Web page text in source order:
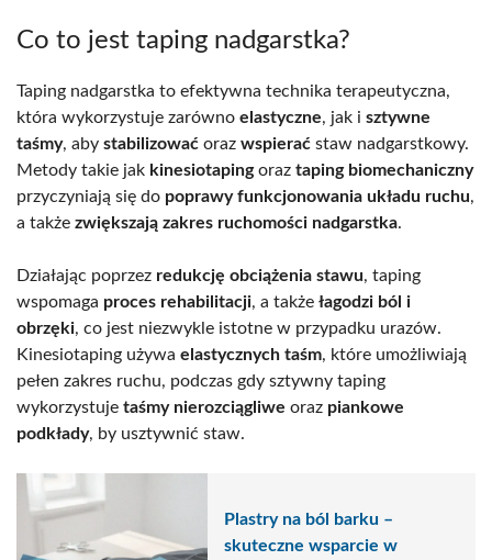
Co to jest taping nadgarstka?
Taping nadgarstka to efektywna technika terapeutyczna,
która wykorzystuje zarówno elastyczne, jak i sztywne
taśmy, aby stabilizować oraz wspierać staw nadgarstkowy.
Metody takie jak kinesiotapingoraz taping biomechaniczny
przyczyniają się do poprawy funkcjonowania układu ruchu,
a także zwiększają zakres ruchomości nadgarstka.
Działając poprzez redukcję obciążenia stawu, taping
wspomaga proces rehabilitacji, a także łagodzi ból i
obrzęki, co jest niezwykle istotne w przypadku urazów.
Kinesiotaping używa elastycznych taśm, które umożliwiają
pełen zakres ruchu, podczas gdy sztywny taping
wykorzystuje taśmy nierozciągliwe oraz piankowe
podkłady, by usztywnić staw.
Plastry na ból barku –
skuteczne wsparcie w